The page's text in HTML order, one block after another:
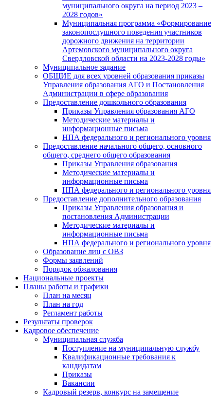
муниципального округа на период 2023 –
2028 годов»
Муниципальная программа «Формирование
законопослушного поведения участников
дорожного движения на территории
Артемовского муниципального округа
Свердловской области на 2023-2028 годы»
Муниципальное задание
ОБЩИЕ для всех уровней образования приказы
Управления образования АГО и Постановления
Администрации в сфере образования
Предоставление дошкольного образования
Приказы Управления образования АГО
Методические материалы и
информационные письма
НПА федерального и регионального уровня
Предоставление начального общего, основного
общего, среднего общего образования
Приказы Управления образования
Методические материалы и
информационные письма
НПА федерального и регионального уровня
Предоставление дополнительного образования
Приказы Управления образования и
постановления Администрации
Методические материалы и
информационные письма
НПА федерального и регионального уровня
Образование лиц с ОВЗ
Формы заявлений
Порядок обжалования
Национальные проекты
Планы работы и графики
План на месяц
План на год
Регламент работы
Результаты проверок
Кадровое обеспечение
Муниципальная служба
Поступление на муниципальную службу
Квалификационные требования к
кандидатам
Приказы
Вакансии
Кадровый резерв, конкурс на замещение